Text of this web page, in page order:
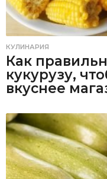
КУЛИНАРИЯ
Как
кукурузу,
вкуснее